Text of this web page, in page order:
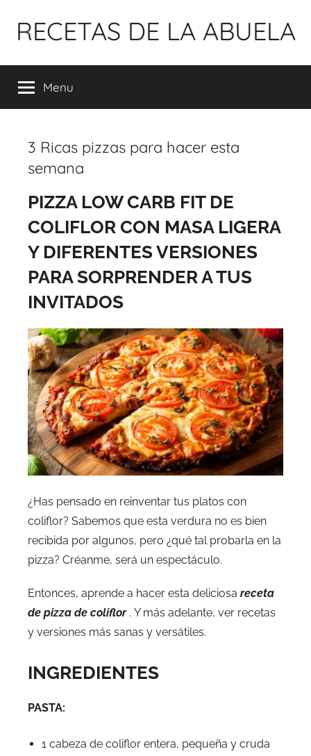
para
conteúdo
RECETAS DE LA ABUELA
Menu
3 Ricas pizzas para hacer esta
semana
PIZZA LOW CARB FIT DE
COLIFLOR CON MASA LIGERA
Y DIFERENTES VERSIONES
PARA SORPRENDER A TUS
INVITADOS
¿Has pensado en reinventar tus platos con
coliflor? Sabemos que esta verdura no es bien
recibida por algunos, pero ¿qué tal probarla en la
pizza? Créanme, será un espectáculo.
Entonces, aprende a hacer esta deliciosa receta
de pizza de coliflor. Y más adelante, ver recetas
y versiones más sanas y versátiles.
INGREDIENTES
PASTA:
1 cabeza de coliflor entera, pequeña y cruda